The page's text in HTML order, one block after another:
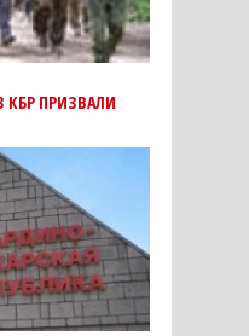
ПРИЗВАЛИ